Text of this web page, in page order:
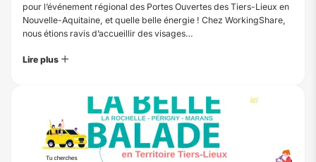
pour l’événement régional des Portes Ouvertes des Tiers-Lieux en
Nouvelle-Aquitaine, et quelle belle énergie ! Chez WorkingShare,
nous étions ravis d’accueillir des visages…
Lire plus